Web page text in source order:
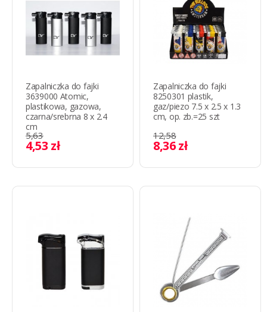
Zapalniczka do fajki
3639000 Atomic,
plastikowa, gazowa,
czarna/srebrna 8 x 2.4
сm
5,63
4,53 zł
Zapalniczka do fajki
8250301 plastik,
gaz/piezo 7.5 x 2.5 x 1.3
cm, op. zb.=25 szt
12,58
8,36 zł